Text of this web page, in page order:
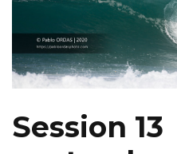
Session 13